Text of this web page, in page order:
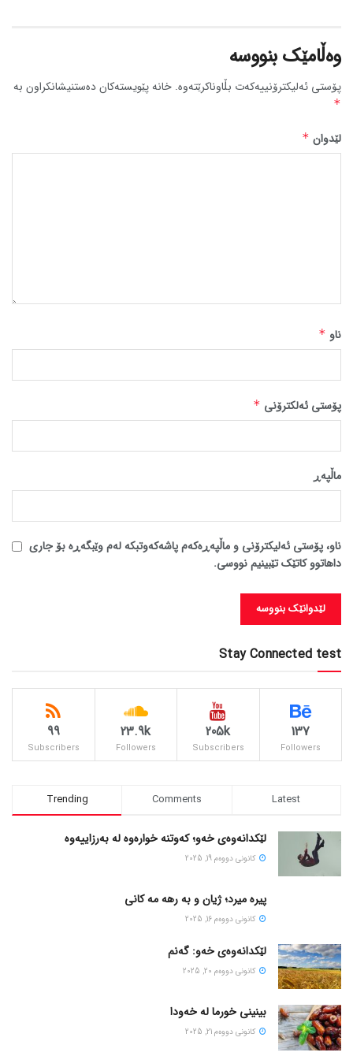
وەڵامێک بنووسە
پۆستی ئەلیکترۆنییەکەت بڵاوناکرێتەوە. خانە پێویستەکان دەستنیشانکراون بە
*
لێدوان *
ناو *
پۆستی ئەلکترۆنی *
ماڵپه‌ڕ
ناو، پۆستی ئەلیکترۆنی و ماڵپەڕەکەم پاشەکەوتبکە لەم وێبگەڕە بۆ جاری
داهاتوو کاتێک تێبینیم نووسی.
Stay Connected test
137
Followers
205k
Subscribers
23.9k
Followers
99
Subscribers
Trending Comments Latest
لێکدانەوەی خەو؛ کەوتنە خوارەوە لە بەرزاییەوە
كانونی دووه‌م 19, 2025
پیره میرد؛ ژیان و به رهه مه کانی
كانونی دووه‌م 16, 2025
لێکدانەوەی خەو: گەنم
كانونی دووه‌م 20, 2025
بینینی خورما لە خەودا
كانونی دووه‌م 21, 2025